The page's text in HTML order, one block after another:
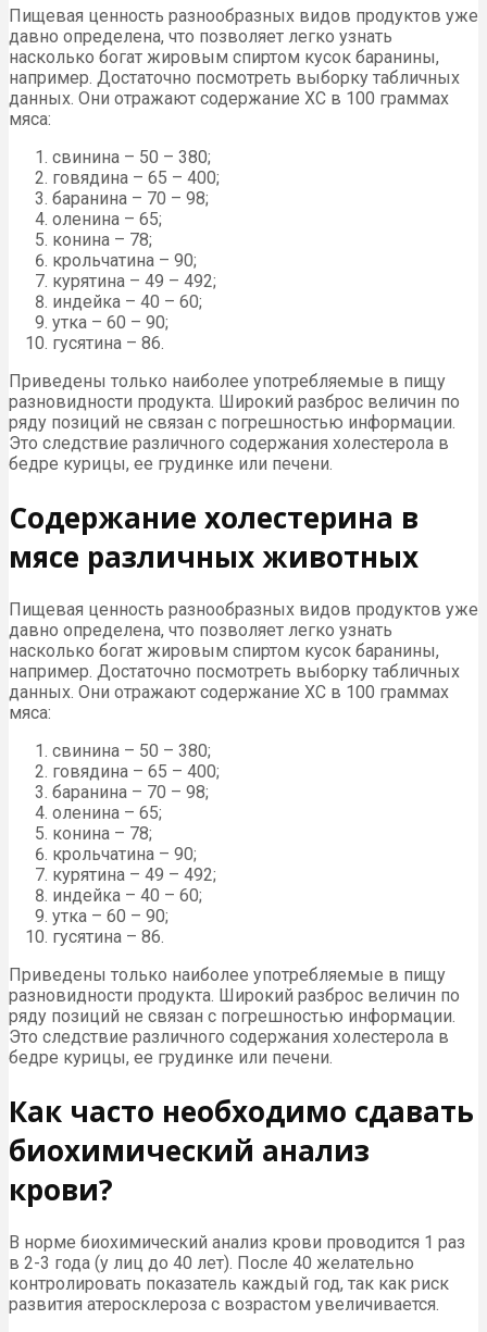
Пищевая ценность разнообразных видов продуктов уже
давно определена, что позволяет легко узнать
насколько богат жировым спиртом кусок баранины,
например. Достаточно посмотреть выборку табличных
данных. Они отражают содержание ХС в 100 граммах
мяса:
свинина – 50 – 380;
говядина – 65 – 400;
баранина – 70 – 98;
оленина – 65;
конина – 78;
крольчатина – 90;
курятина – 49 – 492;
индейка – 40 – 60;
утка – 60 – 90;
гусятина – 86.
Приведены только наиболее употребляемые в пищу
разновидности продукта. Широкий разброс величин по
ряду позиций не связан с погрешностью информации.
Это следствие различного содержания холестерола в
бедре курицы, ее грудинке или печени.
Содержание холестерина в
мясе различных животных
Пищевая ценность разнообразных видов продуктов уже
давно определена, что позволяет легко узнать
насколько богат жировым спиртом кусок баранины,
например. Достаточно посмотреть выборку табличных
данных. Они отражают содержание ХС в 100 граммах
мяса:
свинина – 50 – 380;
говядина – 65 – 400;
баранина – 70 – 98;
оленина – 65;
конина – 78;
крольчатина – 90;
курятина – 49 – 492;
индейка – 40 – 60;
утка – 60 – 90;
гусятина – 86.
Приведены только наиболее употребляемые в пищу
разновидности продукта. Широкий разброс величин по
ряду позиций не связан с погрешностью информации.
Это следствие различного содержания холестерола в
бедре курицы, ее грудинке или печени.
Как часто необходимо сдавать
биохимический анализ
крови?
В норме биохимический анализ крови проводится 1 раз
в 2-3 года (у лиц до 40 лет). После 40 желательно
контролировать показатель каждый год, так как риск
развития атеросклероза с возрастом увеличивается.